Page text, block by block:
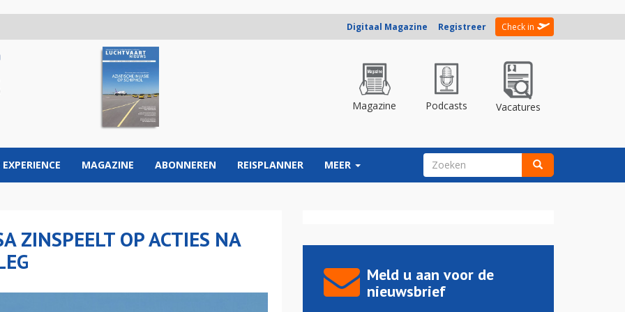
Digitaal Magazine Registreer Check in
Magazine Podcasts Vacatures
EXPERIENCE MAGAZINE ABONNEREN REISPLANNER MEER ZOEKVELD
ZINSPEELT OP ACTIES NA
Meld u aan voor de
nieuwsbrief